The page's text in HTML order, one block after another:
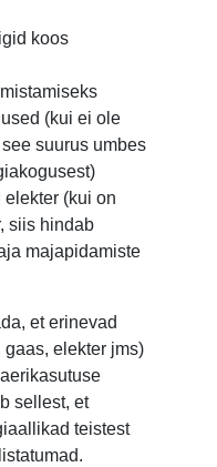
koos
(kui ei ole
suurus umbes
elekter (kui on
siis hindab
majapidamiste
et erinevad
elekter jms)
sellest, et
teistest